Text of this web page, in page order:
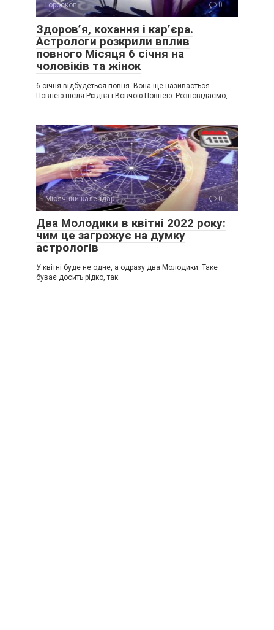
Гороскоп 0
Здоров’я, кохання і кар’єра.
Астрологи розкрили вплив
повного Місяця 6 січня на
чоловіків та жінок
6 січня відбудеться повня. Вона ще називається
Повнею після Різдва і Вовчою Повнею. Розповідаємо,
Місячний календар 0
Два Молодики в квітні 2022 року:
чим це загрожує на думку
астрологів
У квітні буде не одне, а одразу два Молодики. Таке
буває досить рідко, так